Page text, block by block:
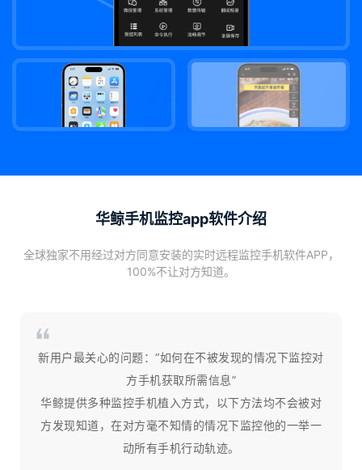
华鲸手机监控app软件介绍
全球独家不用经过对方同意安装的实时远程监控手机软件APP，
100%不让对方知道。
新用户最关心的问题：“如何在不被发现的情况下监控对
方手机获取所需信息”
华鲸提供多种监控手机植入方式，以下方法均不会被对
方发现知道，在对方毫不知情的情况下监控他的一举一
动所有手机行动轨迹。